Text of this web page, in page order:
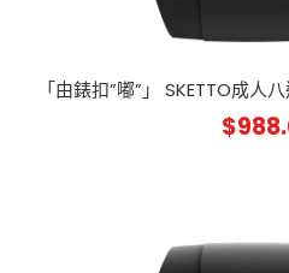
「由錶扣”嘟”」 SKETTO成
$